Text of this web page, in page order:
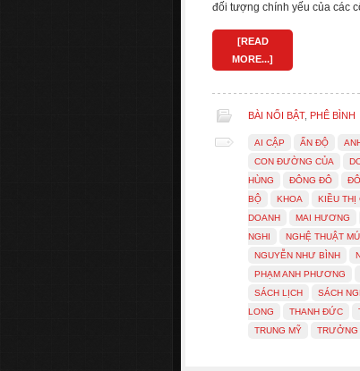
đối tượng chính yếu của các
[READ
MORE...]
BÀI NỔI BẬT, PHÊ BÌNH
AI CẬP ẤN ĐỘ
CON ĐƯỜNG CỦA
HÙNG
ĐÔNG ĐÔ
BỘ
KHOA KIỀU THỊ
DOANH
MAI HƯƠNG
NGHI
NGHỆ THUẬT
NGUYỄN NHƯ BÌNH
PHẠM ANH PHƯƠNG
SÁCH LỊCH
SÁCH
LONG
THANH ĐỨC
TRUNG MỸ
TRƯỞNG